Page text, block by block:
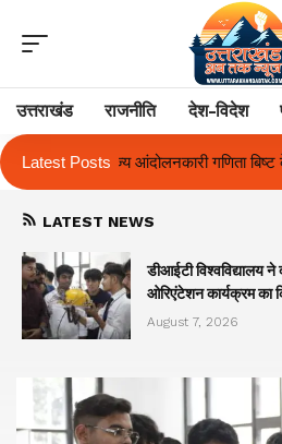
उत्तराखंड राजनीति देश-विदेश
Latest Posts
के परिचय पत्र में नाम व पता संशोधन का
LATEST NEWS
डीआईटी विश्वविद्यालय ने
ओरिएंटेशन कार्यक्रम का
August 7, 2026